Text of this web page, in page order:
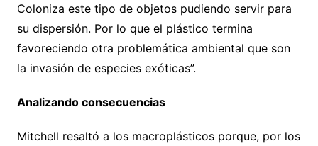
Coloniza este tipo de objetos pudiendo servir para
su dispersión. Por lo que el plástico termina
favoreciendo otra problemática ambiental que son
la invasión de especies exóticas”.
Analizando consecuencias
Mitchell resaltó a los macroplásticos porque, por los